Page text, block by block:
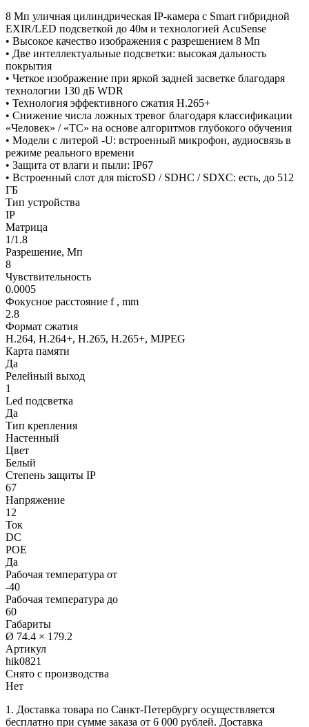
8 Мп уличная цилиндрическая IP-камера с Smart гибридной
EXIR/LED подсветкой до 40м и технологией AcuSense
• Высокое качество изображения с разрешением 8 Мп
• Две интеллектуальные подсветки: высокая дальность
покрытия
• Четкое изображение при яркой задней засветке благодаря
технологии 130 дБ WDR
• Технология эффективного сжатия H.265+
• Снижение числа ложных тревог благодаря классификации
«Человек» / «ТС» на основе алгоритмов глубокого обучения
• Модели с литерой -U: встроенный микрофон, аудиосвязь в
режиме реального времени
• Защита от влаги и пыли: IP67
• Встроенный слот для microSD / SDHC / SDXC: есть, до 512
ГБ
Тип устройства
IP
Матрица
1/1.8
Разрешение, Мп
8
Чувствительность
0.0005
Фокусное расстояние f , mm
2.8
Формат сжатия
H.264, H.264+, H.265, H.265+, MJPEG
Карта памяти
Да
Релейный выход
1
Led подсветка
Да
Тип крепления
Настенный
Цвет
Белый
Степень защиты IP
67
Напряжение
12
Ток
DC
POE
Да
Рабочая температура от
-40
Рабочая температура до
60
Габариты
Ø 74.4 × 179.2
Артикул
hik0821
Снято с производства
Нет
1. Доставка товара по Санкт-Петербургу осуществляется
бесплатно при сумме заказа от 6 000 рублей. Доставка